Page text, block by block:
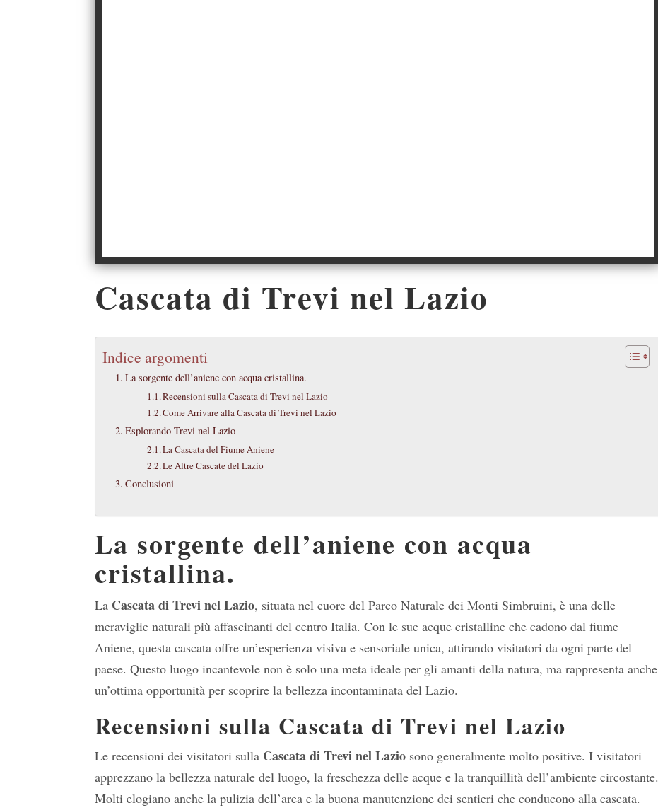
Cascata di Trevi nel Lazio
Indice argomenti
La sorgente dell’aniene con acqua cristallina.
Recensioni sulla Cascata di Trevi nel Lazio
Come Arrivare alla Cascata di Trevi nel Lazio
Esplorando Trevi nel Lazio
La Cascata del Fiume Aniene
Le Altre Cascate del Lazio
Conclusioni
La sorgente dell’aniene con acqua
cristallina.
La Cascata di Trevi nel Lazio, situata nel cuore del Parco Naturale dei Monti Simbruini, è una delle
meraviglie naturali più affascinanti del centro Italia. Con le sue acque cristalline che cadono dal fiume
Aniene, questa cascata offre un’esperienza visiva e sensoriale unica, attirando visitatori da ogni parte del
paese. Questo luogo incantevole non è solo una meta ideale per gli amanti della natura, ma rappresenta anche
un’ottima opportunità per scoprire la bellezza incontaminata del Lazio.
Recensioni sulla Cascata di Trevi nel Lazio
Le recensioni dei visitatori sulla Cascata di Trevi nel Lazio sono generalmente molto positive. I visitatori
apprezzano la bellezza naturale del luogo, la freschezza delle acque e la tranquillità dell’ambiente circostante.
Molti elogiano anche la pulizia dell’area e la buona manutenzione dei sentieri che conducono alla cascata.